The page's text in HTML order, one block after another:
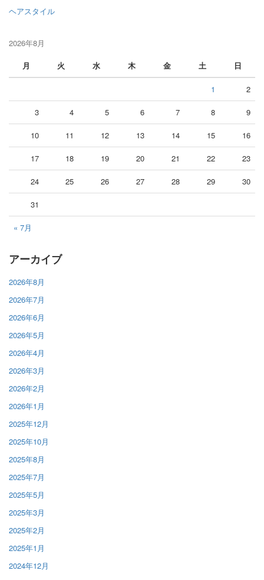
ヘアスタイル
2026年8月
月
火 水 木 金 土 日
« 7月
1 2
3 4 5 6 7 8 9
10 11 12 13 14 15 16
17 18 19 20 21 22 23
24 25 26 27 28 29 30
31
アーカイブ
2026年8月
2026年7月
2026年6月
2026年5月
2026年4月
2026年3月
2026年2月
2026年1月
2025年12月
2025年10月
2025年8月
2025年7月
2025年5月
2025年3月
2025年2月
2025年1月
2024年12月